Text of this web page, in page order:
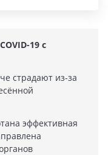
19 с
страдают из-за
эффективная